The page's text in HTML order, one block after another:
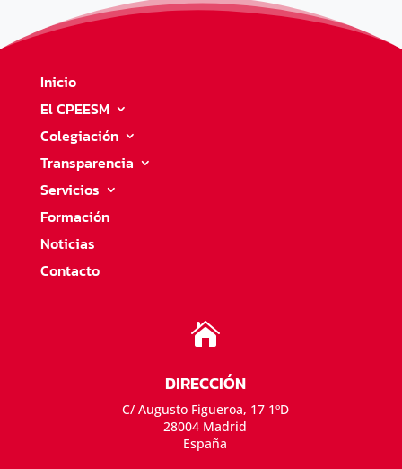
Inicio
El CPEESM
Colegiación
Transparencia
Servicios
Formación
Noticias
Contacto

DIRECCIÓN
C/ Augusto Figueroa, 17 1ºD
28004 Madrid
España